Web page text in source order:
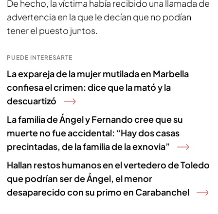
De hecho, la víctima había recibido una llamada de
advertencia en la que le decían que no podían
tener el puesto juntos.
PUEDE INTERESARTE
La expareja de la mujer mutilada en Marbella
confiesa el crimen: dice que la mató y la
descuartizó
La familia de Ángel y Fernando cree que su
muerte no fue accidental: “Hay dos casas
precintadas, de la familia de la exnovia”
Hallan restos humanos en el vertedero de Toledo
que podrían ser de Ángel, el menor
desaparecido con su primo en Carabanchel